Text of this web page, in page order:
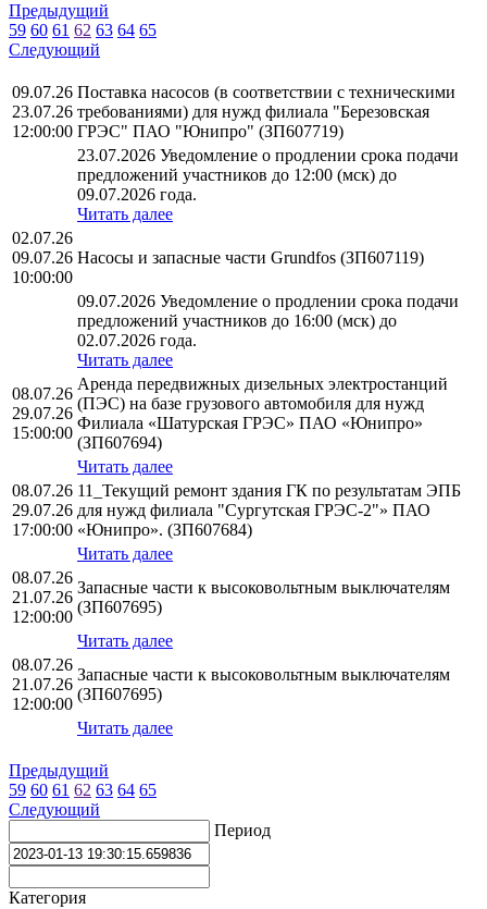
Предыдущий
59 60 61 62 63 64 65
Следующий
09.07.26
23.07.26
12:00:00
Поставка насосов (в соответствии с техническими
требованиями) для нужд филиала "Березовская
ГРЭС" ПАО "Юнипро" (ЗП607719)
23.07.2026 Уведомление о продлении срока подачи
предложений участников до 12:00 (мск) до
09.07.2026 года.
Читать далее
02.07.26
09.07.26
10:00:00
Насосы и запасные части Grundfos (ЗП607119)
09.07.2026 Уведомление о продлении срока подачи
предложений участников до 16:00 (мск) до
02.07.2026 года.
Читать далее
08.07.26
29.07.26
15:00:00
Аренда передвижных дизельных электростанций
(ПЭС) на базе грузового автомобиля для нужд
Филиала «Шатурская ГРЭС» ПАО «Юнипро»
(ЗП607694)
Читать далее
08.07.26
29.07.26
17:00:00
11_Текущий ремонт здания ГК по результатам ЭПБ
для нужд филиала "Сургутская ГРЭС-2"» ПАО
«Юнипро». (ЗП607684)
Читать далее
08.07.26
21.07.26
12:00:00
Запасные части к высоковольтным выключателям
(ЗП607695)
Читать далее
08.07.26
21.07.26
12:00:00
Запасные части к высоковольтным выключателям
(ЗП607695)
Читать далее
Предыдущий
59 60 61 62 63 64 65
Следующий
Период
Категория